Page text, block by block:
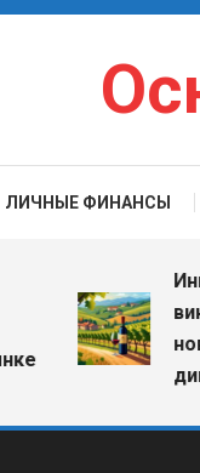
ЛИЧНЫЕ ФИНАНСЫ
новые